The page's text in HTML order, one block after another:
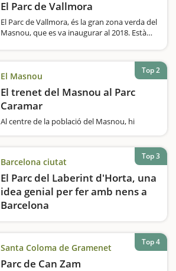
El Parc de Vallmora
El Parc de Vallmora, és la gran zona verda del
Masnou, que es va inaugurar al 2018. Està
graderia; una zona esportiva amb una àrea
de jocs infantils…
El Masnou
El trenet del Masnou al Parc
Caramar
Al centre de la població del Masnou, hi
conèixer i entendre una mica més la natura.
Hi…
Top 2
Barcelona ciutat
El Parc del Laberint d'Horta, una
idea genial per fer amb nens a
Barcelona
El Parc del Laberint d’Horta és una joia
amagada de Barcelona, ideal per a una
escapada en família. Situat al barri d’Horta-
Guinardó, aquest jardí històric combina la
bellesa d’un jardí neoclàssic…
Top 3
Santa Coloma de Gramenet
Parc de Can Zam
Top 4